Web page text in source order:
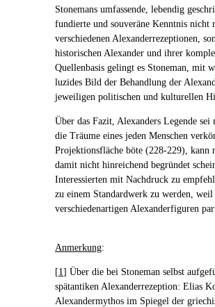
Stonemans umfassende, lebendig
fundierte und souveräne Kenntnis nicht
verschiedenen Alexanderrezeptionen,
historischen Alexander und ihrer
Quellenbasis gelingt es Stoneman, mit
luzides Bild der Behandlung der
jeweiligen politischen und kulturellen
Über das Fazit, Alexanders Legende
die Träume eines jeden Menschen
Projektionsfläche böte (228-229), kann
damit nicht hinreichend begründet
Interessierten mit Nachdruck zu
zu einem Standardwerk zu werden,
verschiedenartigen Alexanderfiguren
Anmerkung:
[1] Über die bei Stoneman selbst
spätantiken Alexanderrezeption: Elias
Alexandermythos im Spiegel der